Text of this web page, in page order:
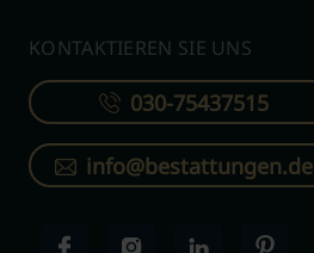
KONTAKTIEREN SIE UNS
030-75437515
info@bestattungen.de